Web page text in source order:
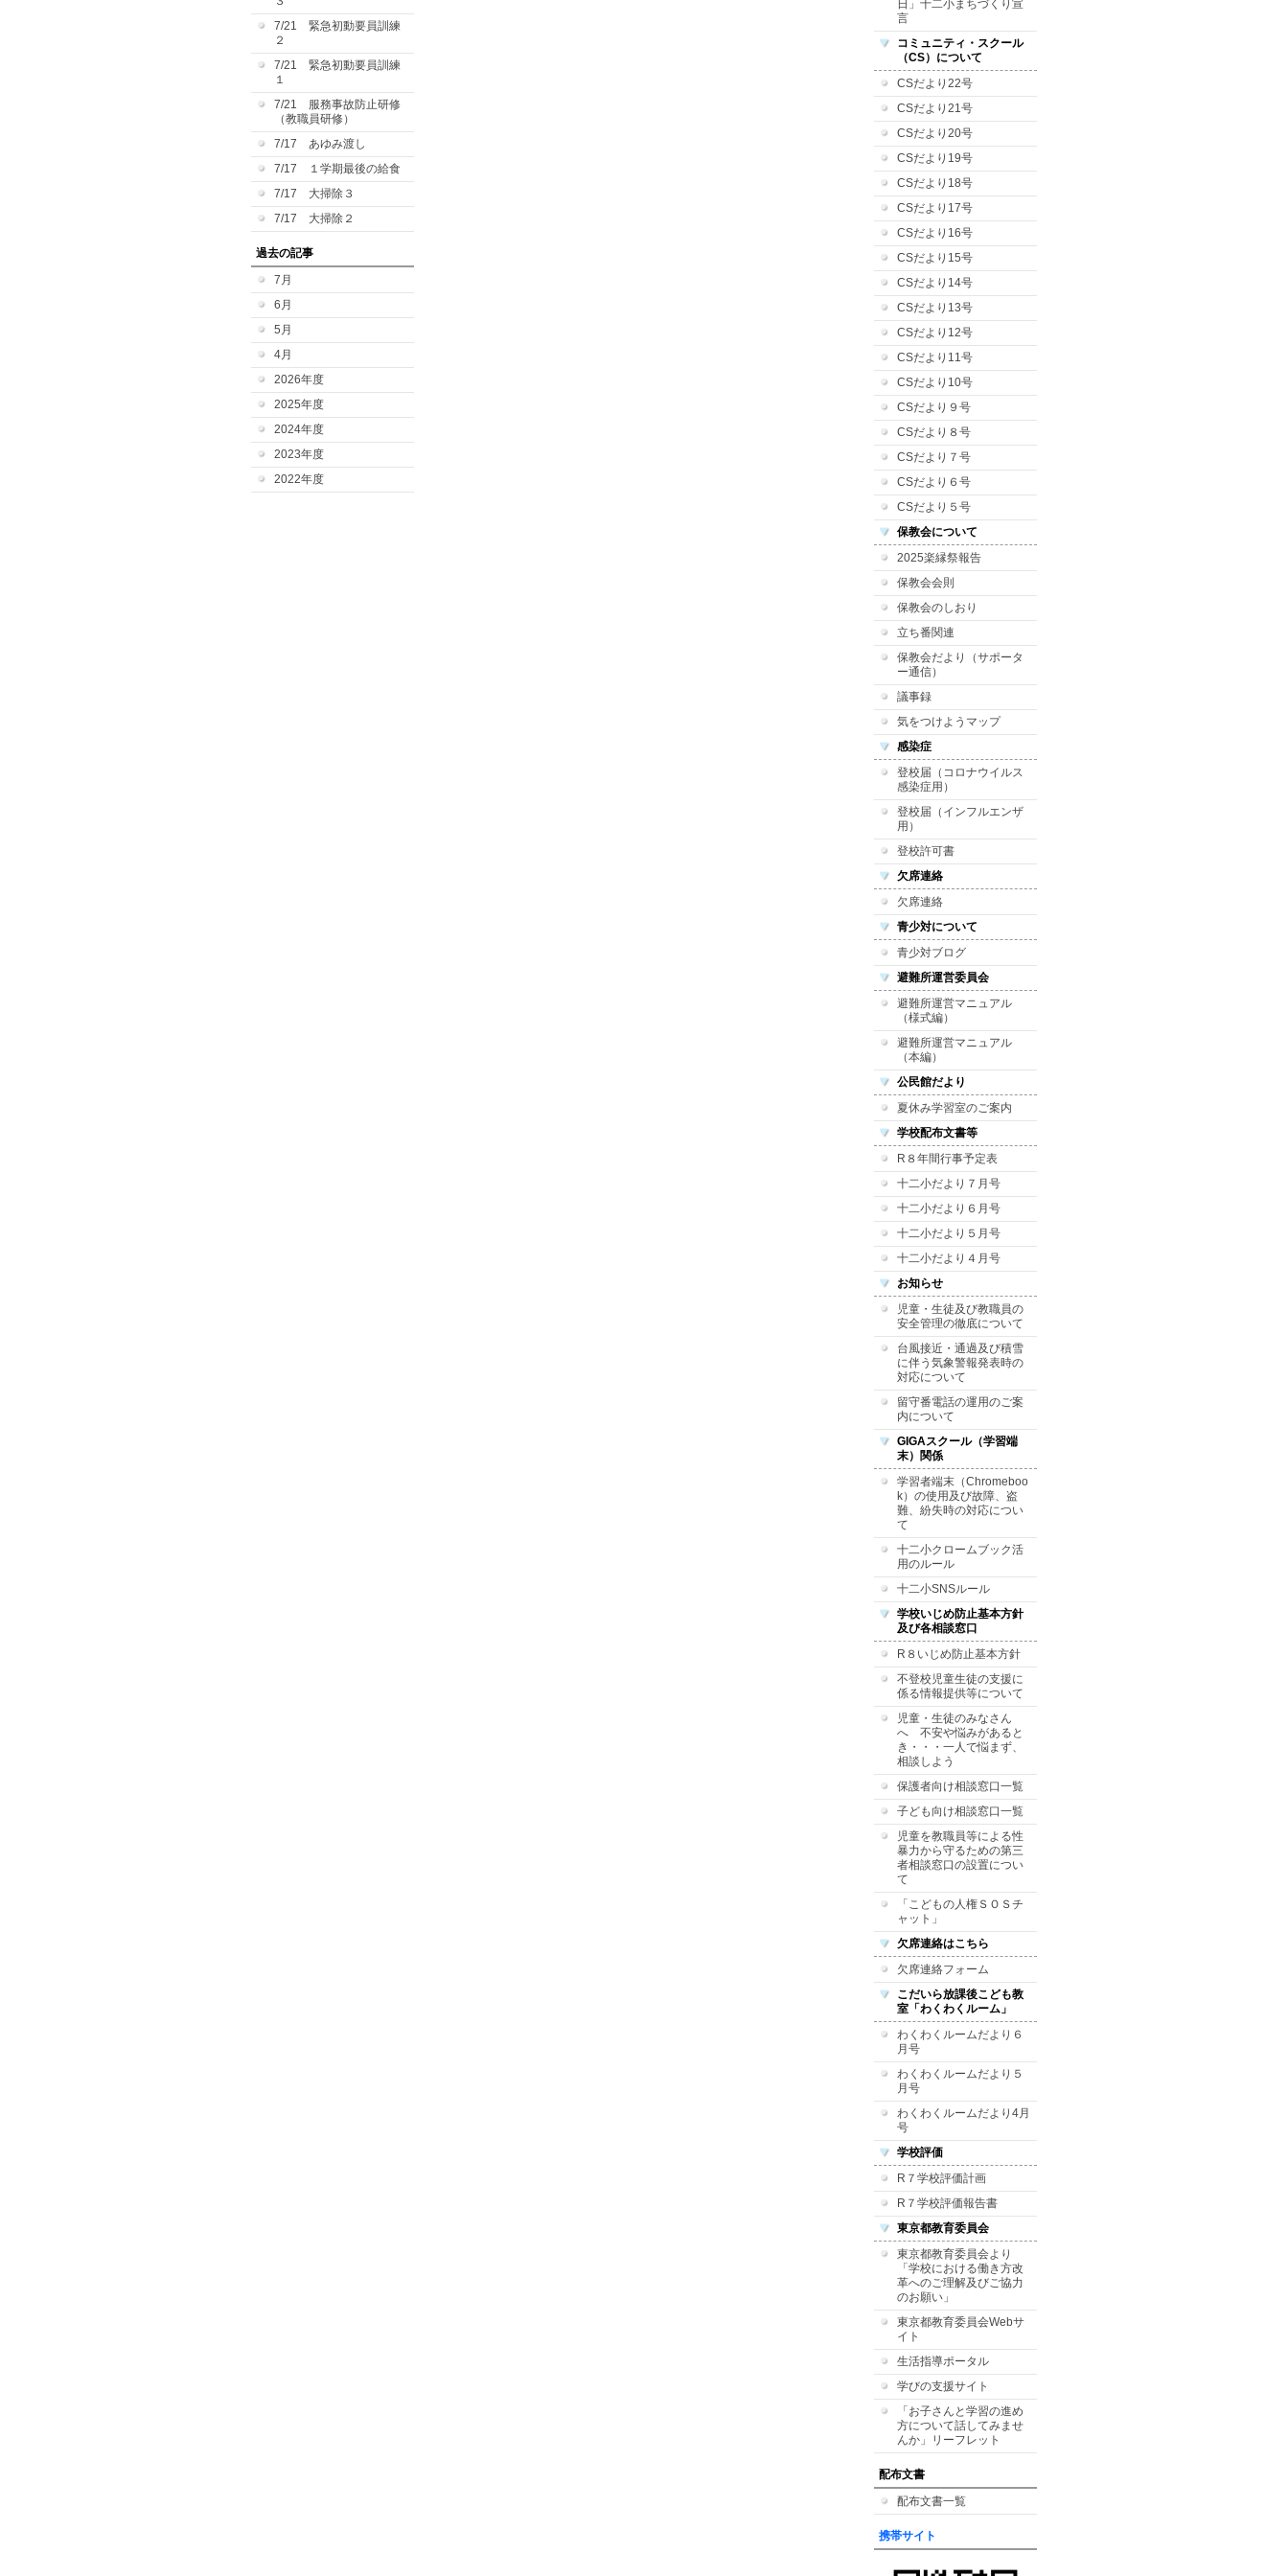
7/21 緊急初動要員訓練
２
7/21 緊急初動要員訓練
１
7/21 服務事故防止研修
（教職員研修）
7/17 あゆみ渡し
7/17 １学期最後の給食
7/17 大掃除３
7/17 大掃除２
過去の記事
7月
6月
5月
4月
2026年度
2025年度
2024年度
2023年度
2022年度
日」十二小まちづくり宣
言
コミュニティ・スクール
（CS）について
CSだより22号
CSだより21号
CSだより20号
CSだより19号
CSだより18号
CSだより17号
CSだより16号
CSだより15号
CSだより14号
CSだより13号
CSだより12号
CSだより11号
CSだより10号
CSだより９号
CSだより８号
CSだより７号
CSだより６号
CSだより５号
保教会について
2025楽縁祭報告
保教会会則
保教会のしおり
立ち番関連
保教会だより（サポータ
ー通信）
議事録
気をつけようマップ
感染症
登校届（コロナウイルス
感染症用）
登校届（インフルエンザ
用）
登校許可書
欠席連絡
欠席連絡
青少対について
青少対ブログ
避難所運営委員会
避難所運営マニュアル
（様式編）
避難所運営マニュアル
（本編）
公民館だより
夏休み学習室のご案内
学校配布文書等
R８年間行事予定表
十二小だより７月号
十二小だより６月号
十二小だより５月号
十二小だより４月号
お知らせ
児童・生徒及び教職員の
安全管理の徹底について
台風接近・通過及び積雪
に伴う気象警報発表時の
対応について
留守番電話の運用のご案
内について
GIGAスクール（学習端
末）関係
学習者端末（Chromeboo
k）の使用及び故障、盗
難、紛失時の対応につい
て
十二小クロームブック活
用のルール
十二小SNSルール
学校いじめ防止基本方針
及び各相談窓口
R８いじめ防止基本方針
不登校児童生徒の支援に
係る情報提供等について
児童・生徒のみなさん
へ 不安や悩みがあると
き・・・一人で悩まず、
相談しよう
保護者向け相談窓口一覧
子ども向け相談窓口一覧
児童を教職員等による性
暴力から守るための第三
者相談窓口の設置につい
て
「こどもの人権ＳＯＳチ
ャット」
欠席連絡はこちら
欠席連絡フォーム
こだいら放課後こども教
室「わくわくルーム」
わくわくルームだより６
月号
わくわくルームだより５
月号
わくわくルームだより4月
号
学校評価
R７学校評価計画
R７学校評価報告書
東京都教育委員会
東京都教育委員会より
「学校における働き方改
革へのご理解及びご協力
のお願い」
東京都教育委員会Webサ
イト
生活指導ポータル
学びの支援サイト
「お子さんと学習の進め
方について話してみませ
んか」リーフレット
配布文書
配布文書一覧
携帯サイト